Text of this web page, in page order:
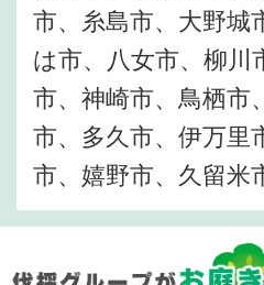
市、糸島市、大野城
は市、八女市、柳川
市、神崎市、鳥栖市
市、多久市、伊万里
市、嬉野市、久留米